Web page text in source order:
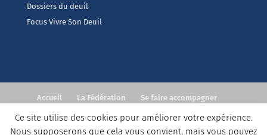
Dossiers du deuil
Focus Vivre Son Deuil
Accueil La Fédération
Se faire accompagner
Ce site utilise des cookies pour améliorer votre expérience.
Nous supposerons que cela vous convient, mais vous pouvez